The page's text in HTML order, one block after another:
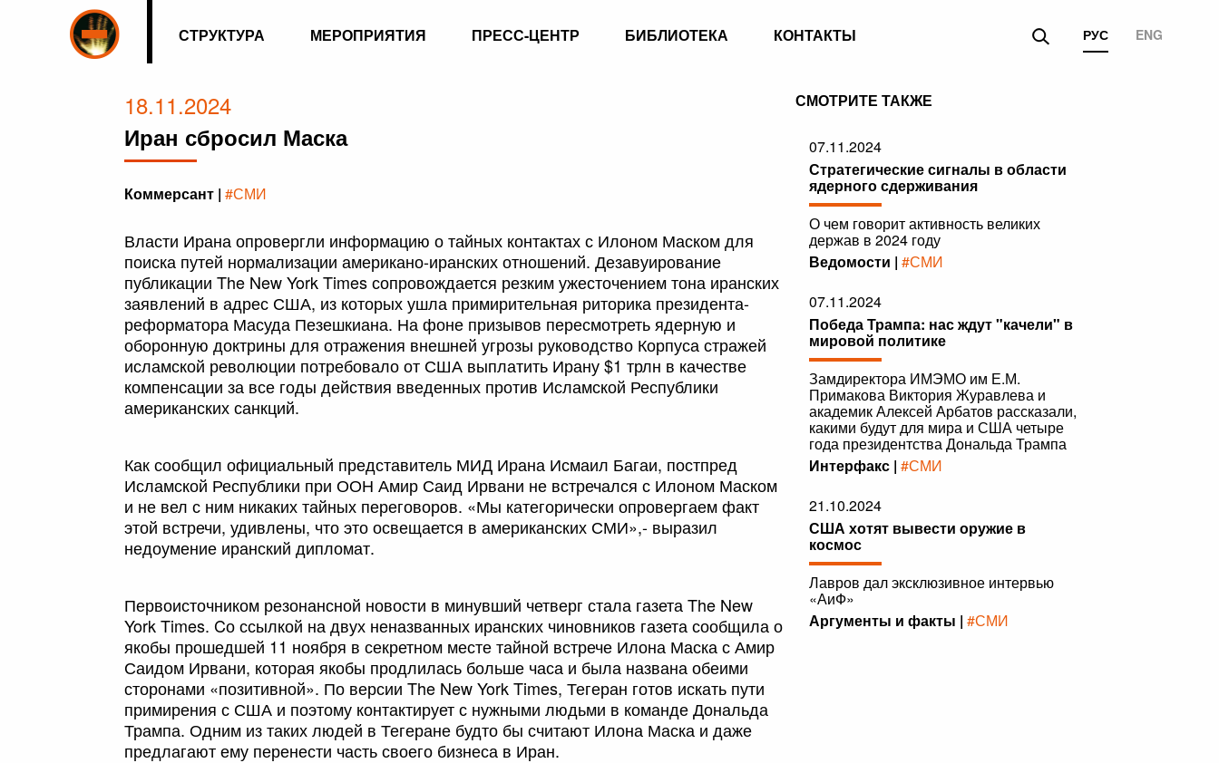
СТРУКТУРА МЕРОПРИЯТИЯ ПРЕСС-ЦЕНТР БИБЛИОТЕКА КОНТАКТЫ РУС ENG
18.11.2024
Иран сбросил Маска
Коммерсант | #СМИ
Власти Ирана опровергли информацию о тайных контактах с Илоном Маском для
поиска путей нормализации американо-иранских отношений. Дезавуирование
публикации The New York Times сопровождается резким ужесточением тона иранских
заявлений в адрес США, из которых ушла примирительная риторика президента-
реформатора Масуда Пезешкиана. На фоне призывов пересмотреть ядерную и
оборонную доктрины для отражения внешней угрозы руководство Корпуса стражей
исламской революции потребовало от США выплатить Ирану $1 трлн в качестве
компенсации за все годы действия введенных против Исламской Республики
американских санкций.
Как сообщил официальный представитель МИД Ирана Исмаил Багаи, постпред
Исламской Республики при ООН Амир Саид Ирвани не встречался с Илоном Маском
и не вел с ним никаких тайных переговоров. «Мы категорически опровергаем факт
этой встречи, удивлены, что это освещается в американских СМИ»,- выразил
недоумение иранский дипломат.
Первоисточником резонансной новости в минувший четверг стала газета The New
York Times. Cо ссылкой на двух неназванных иранских чиновников газета сообщила о
якобы прошедшей 11 ноября в секретном месте тайной встрече Илона Маска с Амир
Саидом Ирвани, которая якобы продлилась больше часа и была названа обеими
сторонами «позитивной». По версии The New York Times, Тегеран готов искать пути
примирения с США и поэтому контактирует с нужными людьми в команде Дональда
Трампа. Одним из таких людей в Тегеране будто бы считают Илона Маска и даже
предлагают ему перенести часть своего бизнеса в Иран.
СМОТРИТЕ ТАКЖЕ
07.11.2024
Стратегические сигналы в области
ядерного сдерживания
О чем говорит активность великих
держав в 2024 году
Ведомости | #СМИ
07.11.2024
Победа Трампа: нас ждут "качели" в
мировой политике
Замдиректора ИМЭМО им Е.М.
Примакова Виктория Журавлева и
академик Алексей Арбатов рассказали,
какими будут для мира и США четыре
года президентства Дональда Трампа
Интерфакс | #СМИ
21.10.2024
США хотят вывести оружие в
космос
Лавров дал эксклюзивное интервью
«АиФ»
Аргументы и факты | #СМИ